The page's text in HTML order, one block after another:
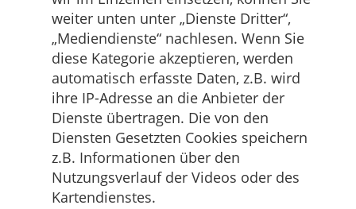
weiter unten unter „Dienste Dritter“,
„Mediendienste“ nachlesen. Wenn Sie
diese Kategorie akzeptieren, werden
automatisch erfasste Daten, z.B. wird
ihre IP-Adresse an die Anbieter der
Dienste übertragen. Die von den
Diensten Gesetzten Cookies speichern
z.B. Informationen über den
Nutzungsverlauf der Videos oder des
Kartendienstes.